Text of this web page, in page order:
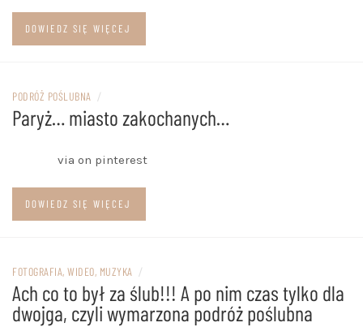
DOWIEDZ SIĘ WIĘCEJ
PODRÓŻ POŚLUBNA /
Paryż… miasto zakochanych…
via on pinterest
DOWIEDZ SIĘ WIĘCEJ
FOTOGRAFIA, WIDEO, MUZYKA /
Ach co to był za ślub!!! A po nim czas tylko dla
dwojga, czyli wymarzona podróż poślubna